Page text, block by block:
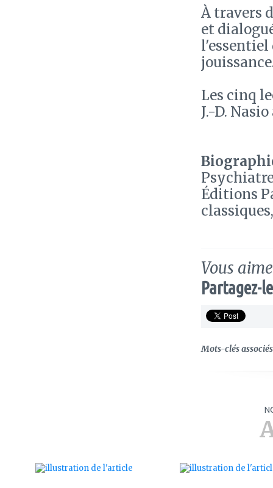
À travers
et
l'essentiel
Les cinq
J.-D.
Éditions
Vous
Partagez-
Mots-clés